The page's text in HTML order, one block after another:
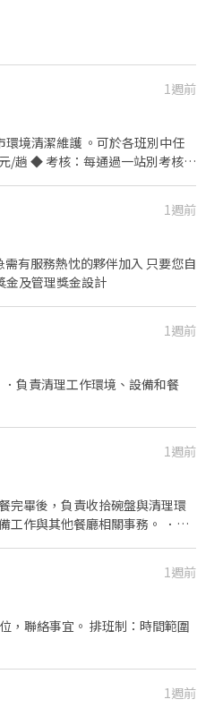
1週前
1週前
有全勤獎金及管理獎金設計
1週前
1週前
完畢後，負責收拾碗盤與清理環
工作與其他餐廳相關事務。 ．負
1週前
班制：時間範圍
1週前